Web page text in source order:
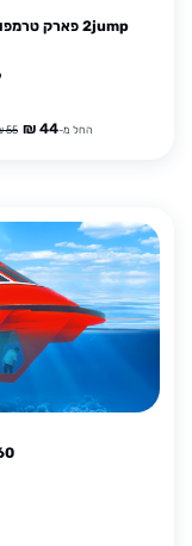
2jump פארק טרמפולינות ואטרקציות לכל המשפחה - סניף נהריה
החל מ-44 ₪
55 ₪
360 - ספינת